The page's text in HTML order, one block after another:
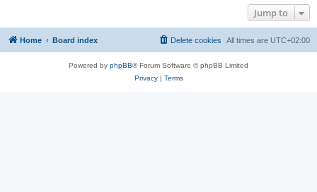
Jump to
Home Board index All times are UTC+02:00
Delete cookies
Powered by phpBB® Forum Software © phpBB Limited
Privacy| Terms